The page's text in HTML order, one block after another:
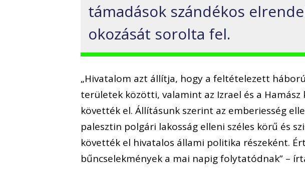
támadások szándékos
okozását sorolta fel.
„Hivatalom azt állítja, hogy a feltételezett
területek közötti, valamint az Izrael és a
követték el. Állításunk szerint az emberiesség
palesztin polgári lakosság elleni széles körű és
követték el hivatalos állami politika részeként.
bűncselekmények a mai napig folytatódnak” –